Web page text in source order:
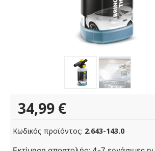
34,99 €
Κωδικός προϊόντος: 2.643-143.0